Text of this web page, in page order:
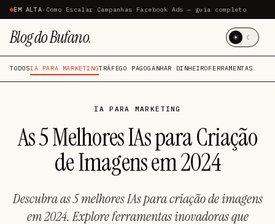
EM ALTA· Como Escalar Campanhas Facebook Ads — guia completo
Blog do Bufano. ☀ ☾
TODOSIA PARA MARKETINGTRÁFEGO PAGOGANHAR DINHEIROFERRAMENTAS
IA PARA MARKETING
As 5 Melhores IAs para Criação
de Imagens em 2024
Descubra as 5 melhores IAs para criação de imagens
em 2024. Explore ferramentas inovadoras que